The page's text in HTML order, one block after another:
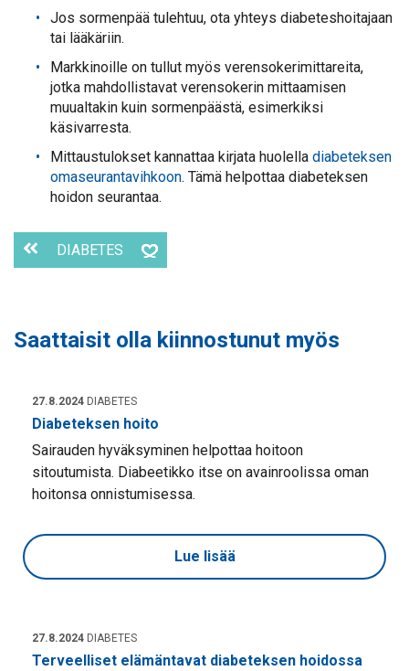
Jos sormenpää tulehtuu, ota yhteys diabeteshoitajaan
tai lääkäriin.
Markkinoille on tullut myös verensokerimittareita,
jotka mahdollistavat verensokerin mittaamisen
muualtakin kuin sormenpäästä, esimerkiksi
käsivarresta.
Mittaustulokset kannattaa kirjata huolella diabeteksen
omaseurantavihkoon. Tämä helpottaa diabeteksen
hoidon seurantaa.
DIABETES
Saattaisit olla kiinnostunut myös
27.8.2024 DIABETES
Diabeteksen hoito
Sairauden hyväksyminen helpottaa hoitoon
sitoutumista. Diabeetikko itse on avainroolissa oman
hoitonsa onnistumisessa.
Lue lisää
27.8.2024 DIABETES
Terveelliset elämäntavat diabeteksen hoidossa